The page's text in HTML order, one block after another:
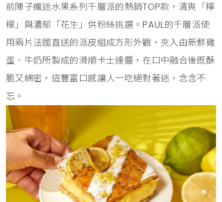
前陣子瘋迷水果系列千層派的熱銷TOP款，清爽「檸
檬」與濃郁「花生」供粉絲挑選。PAUL的千層派使
用兩片法國直送的派皮組成方形外觀，夾入由新鮮雞
蛋、牛奶所製成的滑順卡士達醬，在口中融合後既酥
脆又綿密，這豐富口感讓人一吃絕對著迷，念念不
忘。